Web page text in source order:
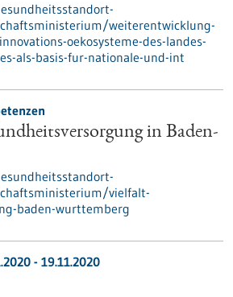
weiterentwicklung-
oekosysteme-des-landes-
als-basis-fur-nationale-und-int
in Baden-
vielfalt-
baden-wurttemberg
- 19.11.2020